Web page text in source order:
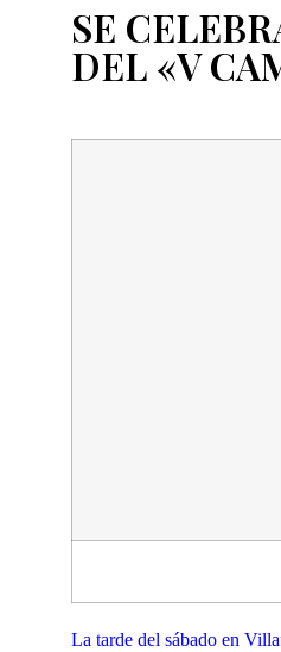
SE
DEL «V
La tarde del sábado en